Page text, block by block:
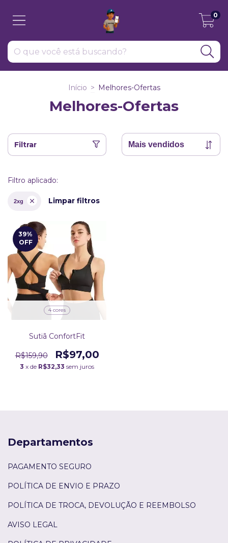
0
Início > Melhores-Ofertas
Melhores-Ofertas
Filtrar
Filtro aplicado:
2xg Limpar filtros
39%
OFF
4 cores
Sutiã ConfortFit
R$159,90 R$97,00
3 x de R$32,33 sem juros
Departamentos
PAGAMENTO SEGURO
POLÍTICA DE ENVIO E PRAZO
POLÍTICA DE TROCA, DEVOLUÇÃO E REEMBOLSO
AVISO LEGAL